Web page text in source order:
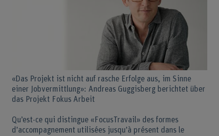
«Das Projekt ist nicht auf rasche Erfolge aus, im Sinne
einer Jobvermittlung»: Andreas Guggisberg berichtet über
das Projekt Fokus Arbeit
Qu’est-ce qui distingue «FocusTravail» des formes
d’accompagnement utilisées jusqu’à présent dans le